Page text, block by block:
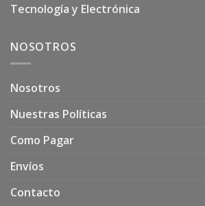
Tecnología y Electrónica
NOSOTROS
Nosotros
Nuestras Políticas
Como Pagar
Envíos
Contacto